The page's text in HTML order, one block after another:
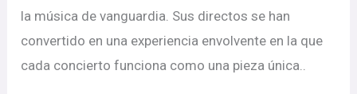
la música de vanguardia. Sus directos se han
convertido en una experiencia envolvente en la que
cada concierto funciona como una pieza única..